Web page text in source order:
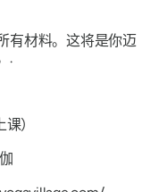
有材料。这将是你迈
.
）